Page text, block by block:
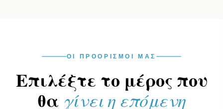
ΟΙ ΠΡΟΟΡΙΣΜΟΙ ΜΑΣ
Επιλέξτε το μέρος που
θα γίνει η επόμενη